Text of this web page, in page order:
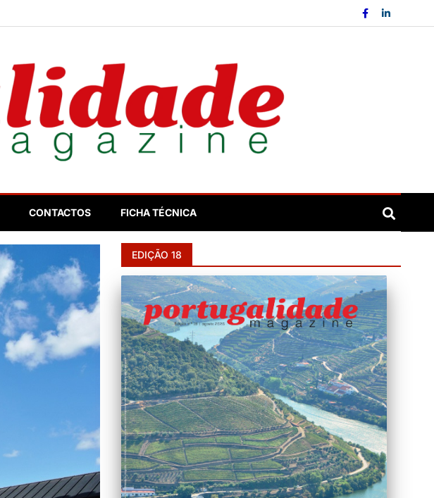
CONTACTOS FICHA TÉCNICA
EDIÇÃO 18